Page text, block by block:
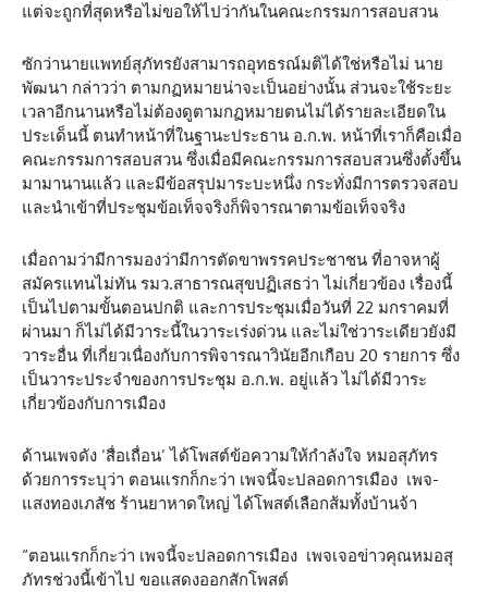
แต่จะถูกที่สุดหรือไม่ขอให้ไปว่ากันในคณะกรรมการสอบสวน
ซักว่านายแพทย์สุภัทรยังสามารถอุทธรณ์มติได้ใช่หรือไม่ นาย
พัฒนา กล่าวว่า ตามกฏหมายน่าจะเป็นอย่างนั้น ส่วนจะใช้ระยะ
เวลาอีกนานหรือไม่ต้องดูตามกฏหมายตนไม่ได้รายละเอียดใน
ประเด็นนี้ ตนทำหน้าที่ในฐานะประธาน อ.ก.พ. หน้าที่เราก็คือเมื่อ
คณะกรรมการสอบสวน ซึ่งเมื่อมีคณะกรรมการสอบสวนซึ่งตั้งขึ้น
มามานานแล้ว และมีข้อสรุปมาระบะหนึ่ง กระทั่งมีการตรวจสอบ
และนำเข้าที่ประชุมข้อเท็จจริงก็พิจารณาตามข้อเท็จจริง
เมื่อถามว่ามีการมองว่ามีการตัดขาพรรคประชาชน ที่อาจหาผู้
สมัครแทนไม่ทัน รมว.สาธารณสุขปฏิเสธว่า ไม่เกี่ยวข้อง เรื่องนี้
เป็นไปตามขั้นตอนปกติ และการประชุมเมื่อวันที่ 22 มกราคมที่
ผ่านมา ก็ไม่ได้มีวาระนี้ในวาระเร่งด่วน และไม่ใช่วาระเดียวยังมี
วาระอื่น ที่เกี่ยวเนื่องกับการพิจารณาวินัยอีกเกือบ 20 รายการ ซึ่ง
เป็นวาระประจำของการประชุม อ.ก.พ. อยู่แล้ว ไม่ได้มีวาระ
เกี่ยวข้องกับการเมือง
ด้านเพจดัง ‘สื่อเถื่อน’ ได้โพสต์ข้อความให้กำลังใจ หมอสุภัทร
ด้วยการระบุว่า ตอนแรกก็กะว่า เพจนี้จะปลอดการเมือง เพจ-
แสงทองเภสัช ร้านยาหาดใหญ่ ได้โพสต์เลือกส้มทั้งบ้านจ้า
“ตอนแรกก็กะว่า เพจนี้จะปลอดการเมือง เพจเจอข่าวคุณหมอสุ
ภัทรช่วงนี้เข้าไป ขอแสดงออกสักโพสต์